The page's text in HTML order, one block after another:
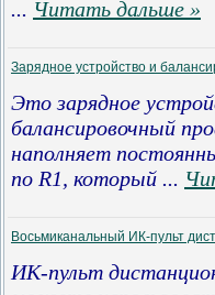
... Читать дальше »
Зарядное устройство и
Это зарядное
балансировочный
наполняет
по R1, который ...
Восьмиканальный ИК-пульт
ИК-пульт